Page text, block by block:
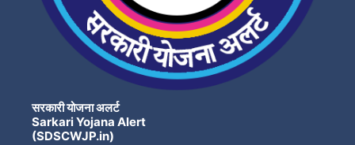
सरकारी योजना अलर्ट
Sarkari Yojana Alert
(SDSCWJP.in)